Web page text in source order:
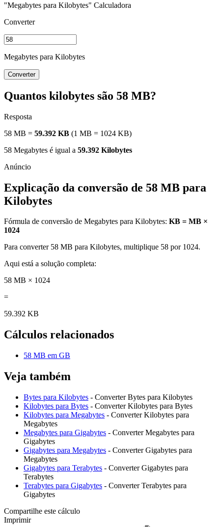
"Megabytes para Kilobytes" Calculadora
Converter
Megabytes para Kilobytes
Converter
Quantos kilobytes são 58 MB?
Resposta
58 MB = 59.392 KB (1 MB = 1024 KB)
58 Megabytes é igual a 59.392 Kilobytes
Explicação da conversão de 58 MB para
Kilobytes
Fórmula de conversão de Megabytes para Kilobytes: KB = MB ×
1024
Para converter 58 MB para Kilobytes, multiplique 58 por 1024.
Aqui está a solução completa:
58 MB × 1024
=
59.392 KB
Cálculos relacionados
58 MB em GB
Veja também
Bytes para Kilobytes - Converter Bytes para Kilobytes
Kilobytes para Bytes - Converter Kilobytes para Bytes
Kilobytes para Megabytes - Converter Kilobytes para
Megabytes
Megabytes para Gigabytes - Converter Megabytes para
Gigabytes
Gigabytes para Megabytes - Converter Gigabytes para
Megabytes
Gigabytes para Terabytes - Converter Gigabytes para
Terabytes
Terabytes para Gigabytes - Converter Terabytes para
Gigabytes
Compartilhe este cálculo
Imprimir